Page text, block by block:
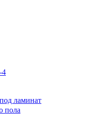
4
ламинат
пола